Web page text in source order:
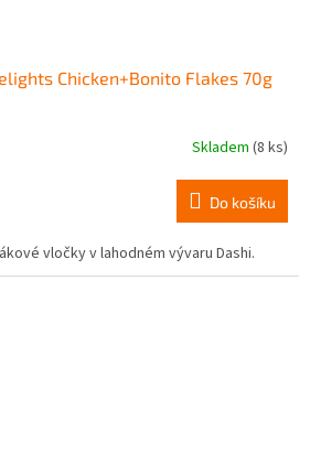
Chicken+Bonito Flakes 70g
Skladem (8 ks)
Do košíku
vločky v lahodném vývaru Dashi.